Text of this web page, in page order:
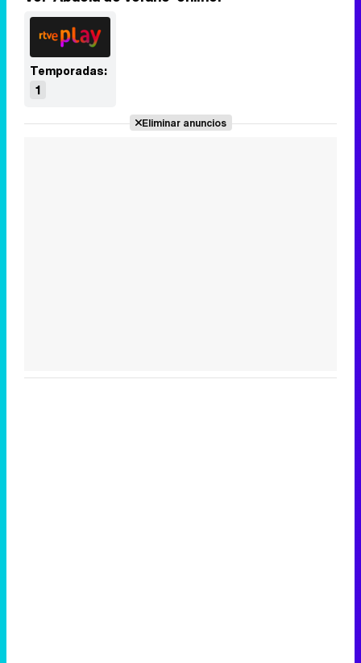
Temporadas:
1
Eliminar anuncios